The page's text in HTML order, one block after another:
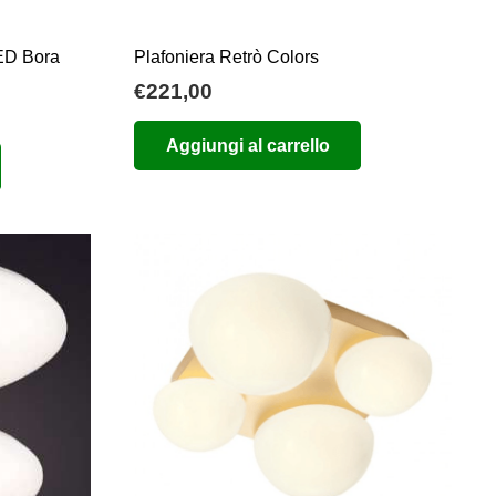
Bora
Plafoniera Retrò Colors
€221,00
Aggiungi al carrello